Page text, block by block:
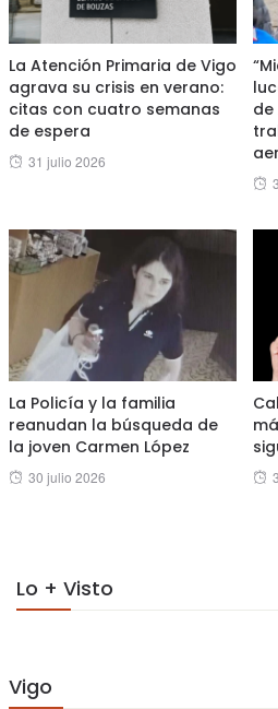
La Atención Primaria de Vigo
agrava su crisis en verano:
citas con cuatro semanas
de espera
Posted
31 julio 2026
de
La Policía y la familia
reanudan la búsqueda de
la joven Carmen López
Posted
30 julio 2026
Lo + Visto
Vigo